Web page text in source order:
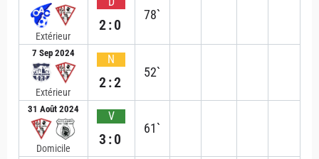
Extérieur
2:0
78`
7 Sep 2024
Extérieur
N
2:2
52`
31 Août 2024
Domicile
V
3:0
61`